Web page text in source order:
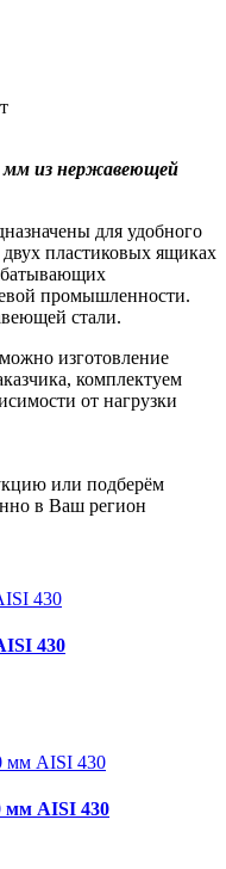
мм из нержавеющей
для удобного
пластиковых ящиках
промышленности.
стали.
изготовление
комплектуем
от нагрузки
или подберём
в Ваш регион
430
мм AISI 430